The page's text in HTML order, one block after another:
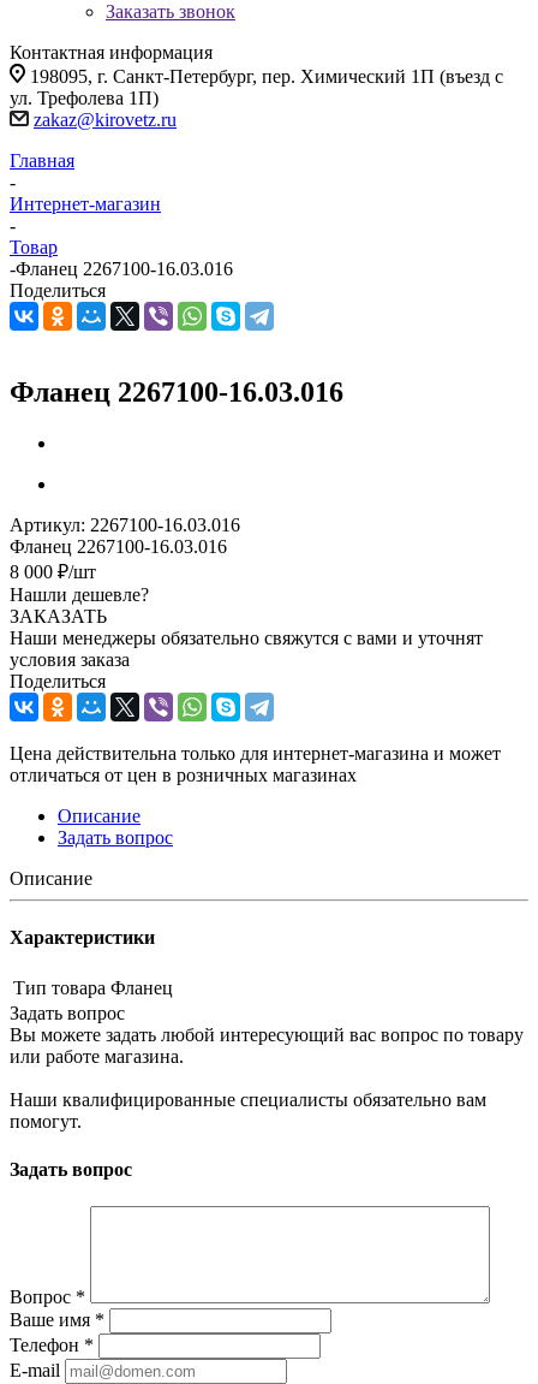
Заказать звонок
Контактная информация
198095, г. Санкт-Петербург, пер. Химический 1П (въезд с
ул. Трефолева 1П)
zakaz@kirovetz.ru
Главная
-
Интернет-магазин
-
Товар
-Фланец 2267100-16.03.016
Поделиться
Фланец 2267100-16.03.016
Артикул: 2267100-16.03.016
Фланец 2267100-16.03.016
8 000 ₽/шт
Нашли дешевле?
ЗАКАЗАТЬ
Наши менеджеры обязательно свяжутся с вами и уточнят
условия заказа
Поделиться
Цена действительна только для интернет-магазина и может
отличаться от цен в розничных магазинах
Описание
Задать вопрос
Описание
Характеристики
Тип товара Фланец
Задать вопрос
Вы можете задать любой интересующий вас вопрос по товару
или работе магазина.
Наши квалифицированные специалисты обязательно вам
помогут.
Задать вопрос
Вопрос *
Ваше имя *
Телефон *
E-mail